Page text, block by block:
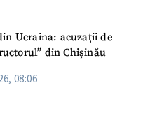
Ucraina: acuzații de
din Chișinău
08:06